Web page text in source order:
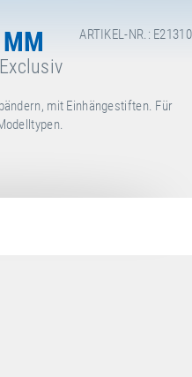
ARTIKEL-NR.: E21310
mit Einhängestiften. Für